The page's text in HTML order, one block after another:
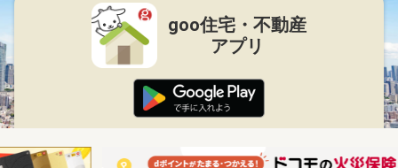
goo住宅・不動産
アプリ